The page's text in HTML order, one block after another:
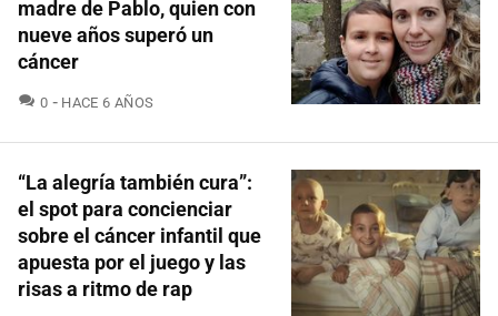
madre de Pablo, quien con
nueve años superó un
cáncer
0 COMENTARIOS
HACE 6 AÑOS
“La alegría también cura”:
el spot para concienciar
sobre el cáncer infantil que
apuesta por el juego y las
risas a ritmo de rap